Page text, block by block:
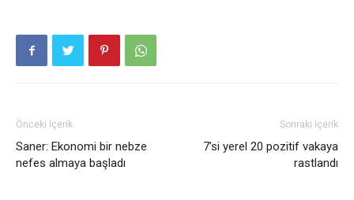
Önceki İçerik
Saner: Ekonomi bir nebze
nefes almaya başladı
Sonraki İçerik
7’si yerel 20 pozitif vakaya
rastlandı